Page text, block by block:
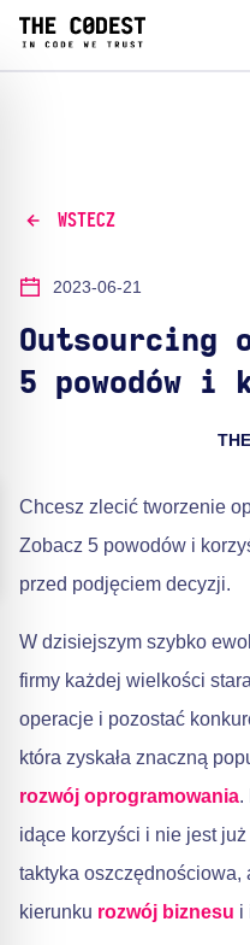
WSTECZ
2023-06-21
Outsourcing
5 powodów i
Chcesz zlecić tworzenie
Zobacz 5 powodów i
przed podjęciem decyzji.
W dzisiejszym szybko
firmy każdej wielkości
operacje i pozostać
która zyskała znaczną
rozwój oprogramowania.
idące korzyści i nie jest
taktyka oszczędnościowa,
kierunku rozwój biznesu i